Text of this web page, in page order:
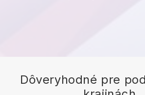
Dôveryhodné pre